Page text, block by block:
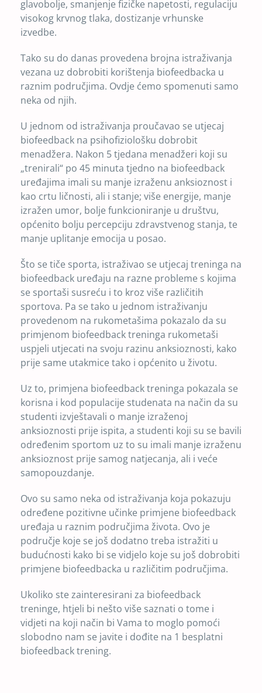
glavobolje, smanjenje fizičke napetosti, regulaciju
visokog krvnog tlaka, dostizanje vrhunske
izvedbe.
Tako su do danas provedena brojna istraživanja
vezana uz dobrobiti korištenja biofeedbacka u
raznim područjima. Ovdje ćemo spomenuti samo
neka od njih.
U jednom od istraživanja proučavao se utjecaj
biofeedback na psihofiziološku dobrobit
menadžera. Nakon 5 tjedana menadžeri koji su
„trenirali“ po 45 minuta tjedno na biofeedback
uređajima imali su manje izraženu anksioznost i
kao crtu ličnosti, ali i stanje; više energije, manje
izražen umor, bolje funkcioniranje u društvu,
općenito bolju percepciju zdravstvenog stanja, te
manje uplitanje emocija u posao.
Što se tiče sporta, istraživao se utjecaj treninga na
biofeedback uređaju na razne probleme s kojima
se sportaši susreću i to kroz više različitih
sportova. Pa se tako u jednom istraživanju
provedenom na rukometašima pokazalo da su
primjenom biofeedback treninga rukometaši
uspjeli utjecati na svoju razinu anksioznosti, kako
prije same utakmice tako i općenito u životu.
Uz to, primjena biofeedback treninga pokazala se
korisna i kod populacije studenata na način da su
studenti izvještavali o manje izraženoj
anksioznosti prije ispita, a studenti koji su se bavili
određenim sportom uz to su imali manje izraženu
anksioznost prije samog natjecanja, ali i veće
samopouzdanje.
Ovo su samo neka od istraživanja koja pokazuju
određene pozitivne učinke primjene biofeedback
uređaja u raznim područjima života. Ovo je
područje koje se još dodatno treba istražiti u
budućnosti kako bi se vidjelo koje su još dobrobiti
primjene biofeedbacka u različitim područjima.
Ukoliko ste zainteresirani za biofeedback
treninge, htjeli bi nešto više saznati o tome i
vidjeti na koji način bi Vama to moglo pomoći
slobodno nam se javite i dođite na 1 besplatni
biofeedback trening.